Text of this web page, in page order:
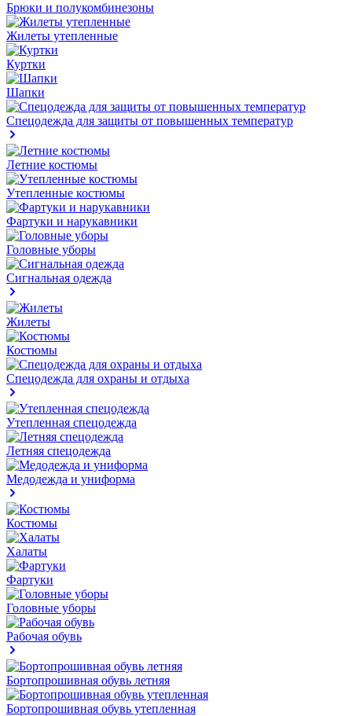
Брюки и полукомбинезоны
Жилеты утепленные
Куртки
Шапки
Спецодежда для защиты от повышенных температур
Летние костюмы
Утепленные костюмы
Фартуки и нарукавники
Головные уборы
Сигнальная одежда
Жилеты
Костюмы
Спецодежда для охраны и отдыха
Утепленная спецодежда
Летняя спецодежда
Медодежда и униформа
Костюмы
Халаты
Фартуки
Головные уборы
Рабочая обувь
Бортопрошивная обувь летняя
Бортопрошивная обувь утепленная